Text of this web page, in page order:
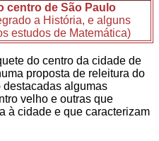
centro de São Paulo
a História, e alguns
estudos de Matemática)
do centro da cidade de
proposta de releitura do
algumas
velho e outras que
à cidade e que caracterizam